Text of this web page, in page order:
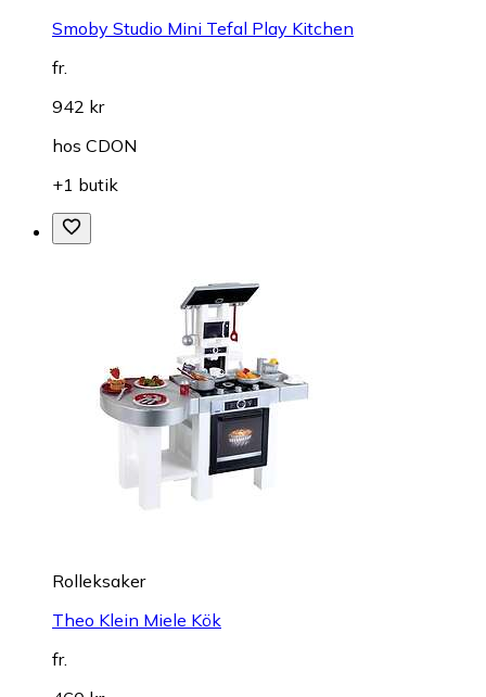
Smoby Studio Mini Tefal Play Kitchen
fr.
942 kr
hos CDON
+1 butik
Rolleksaker
Theo Klein Miele Kök
fr.